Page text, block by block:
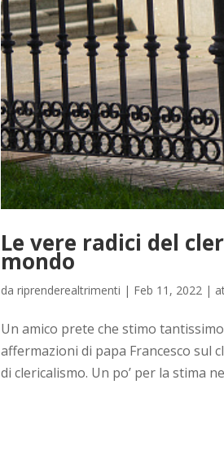
Le vere radici del
mondo
dariprenderealtrimenti | Feb 11, 2022 |
Un amico prete che stimo
affermazioni di papa Francesco sul
di clericalismo. Un po’ per la stima